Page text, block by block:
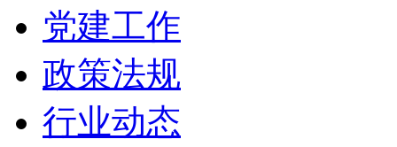
党建工作
政策法规
行业动态